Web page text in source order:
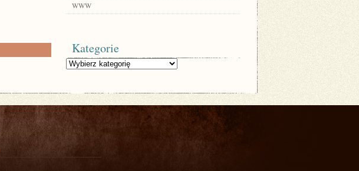
WWW
Kategorie
Kategorie